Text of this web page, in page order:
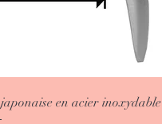
en acier inoxydable